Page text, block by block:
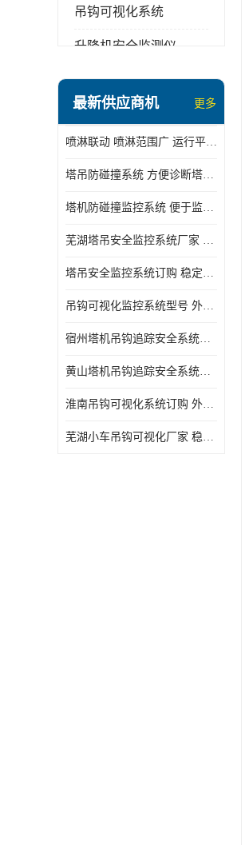
吊钩可视化系统
升降机安全监测仪
最新供应商机 更多
喷淋联动 喷淋范围广 运行平稳 噪音小
塔吊防碰撞系统 方便诊断塔机状态 自动变焦智能化跟踪
塔机防碰撞监控系统 便于监督和管理 主要应用于塔机的实时监控
芜湖塔吊安全监控系统厂家 外观简洁大方 减少盲吊引发的事故
塔吊安全监控系统订购 稳定性高 结构清晰稳定
吊钩可视化监控系统型号 外观简洁大方 信号稳定 抗干扰性强
宿州塔机吊钩追踪安全系统厂家 提高工作效率 结构清晰稳定
黄山塔机吊钩追踪安全系统价格 可远程查看 减少盲吊引发的事故
淮南吊钩可视化系统订购 外观简洁大方 体积小 占用空间小
芜湖小车吊钩可视化厂家 稳定性高 可视吊装 降低盲吊风险